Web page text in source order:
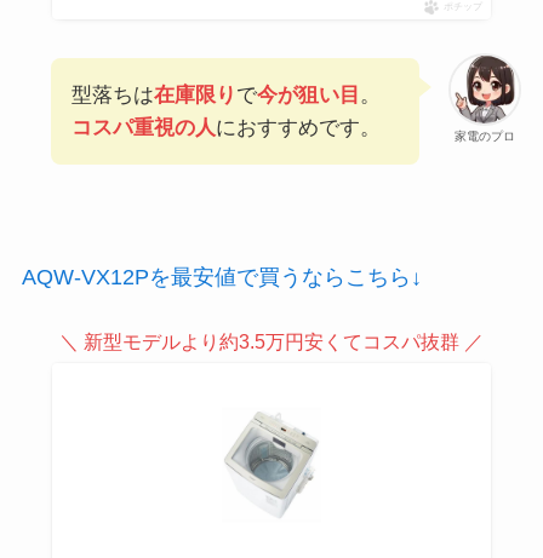
ポチップ
家電のプロ
型落ちは在庫限り で今が狙い目 。
コスパ重視の人におすすめです。
AQW-VX12Pを最安値で買うならこちら↓
＼ 新型モデルより約3.5万円安くてコスパ抜群 ／